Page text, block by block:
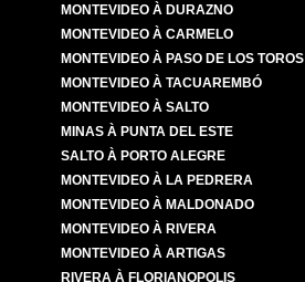
MONTEVIDEO À DURAZNO
MONTEVIDEO À CARMELO
MONTEVIDEO À PASO DE LOS TOROS
MONTEVIDEO À TACUAREMBÓ
MONTEVIDEO À SALTO
MINAS À PUNTA DEL ESTE
SALTO À PORTO ALEGRE
MONTEVIDEO À LA PEDRERA
MONTEVIDEO À MALDONADO
MONTEVIDEO À RIVERA
MONTEVIDEO À ARTIGAS
RIVERA À FLORIANOPOLIS